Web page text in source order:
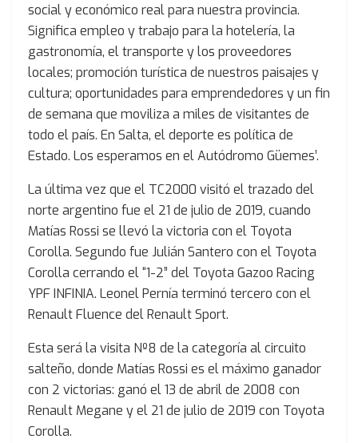
social y económico real para nuestra provincia.
Significa empleo y trabajo para la hotelería, la
gastronomía, el transporte y los proveedores
locales; promoción turística de nuestros paisajes y
cultura; oportunidades para emprendedores y un fin
de semana que moviliza a miles de visitantes de
todo el país. En Salta, el deporte es política de
Estado. Los esperamos en el Autódromo Güemes’.
La última vez que el TC2000 visitó el trazado del
norte argentino fue el 21 de julio de 2019, cuando
Matías Rossi se llevó la victoria con el Toyota
Corolla. Segundo fue Julián Santero con el Toyota
Corolla cerrando el “1-2” del Toyota Gazoo Racing
YPF INFINIA. Leonel Pernía terminó tercero con el
Renault Fluence del Renault Sport.
Esta será la visita Nº8 de la categoría al circuito
salteño, donde Matías Rossi es el máximo ganador
con 2 victorias: ganó el 13 de abril de 2008 con
Renault Megane y el 21 de julio de 2019 con Toyota
Corolla.